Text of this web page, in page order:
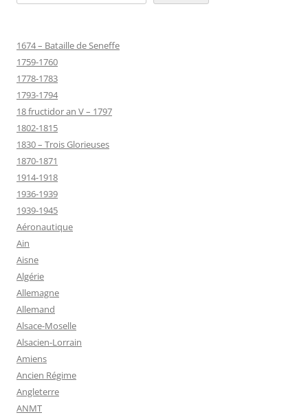
1674 – Bataille de Seneffe
1759-1760
1778-1783
1793-1794
18 fructidor an V – 1797
1802-1815
1830 – Trois Glorieuses
1870-1871
1914-1918
1936-1939
1939-1945
Aéronautique
Ain
Aisne
Algérie
Allemagne
Allemand
Alsace-Moselle
Alsacien-Lorrain
Amiens
Ancien Régime
Angleterre
ANMT